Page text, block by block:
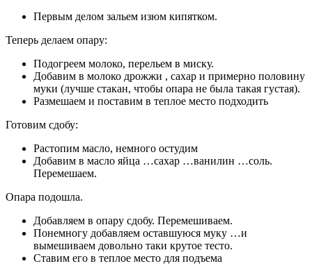
Первым делом зальем изюм кипятком.
Теперь делаем опару:
Подогреем молоко, перельем в миску.
Добавим в молоко дрожжи , сахар и примерно половину
муки (лучше стакан, чтобы опара не была такая густая).
Размешаем и поставим в теплое место подходить
Готовим сдобу:
Растопим масло, немного остудим
Добавим в масло яйца …сахар …ванилин …соль.
Перемешаем.
Опара подошла.
Добавляем в опару сдобу. Перемешиваем.
Понемногу добавляем оставшуюся муку …и
вымешиваем довольно таки крутое тесто.
Ставим его в теплое место для подъема